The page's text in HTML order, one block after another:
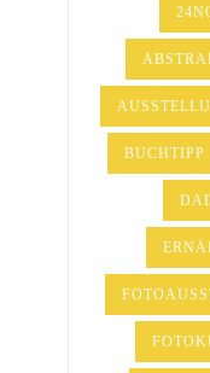
BUCHTIPP